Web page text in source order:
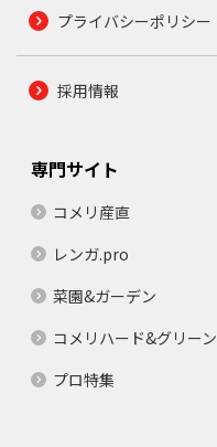
プライバシーポリシー
採用情報
専門サイト
コメリ産直
レンガ.pro
菜園&ガーデン
コメリハード&グリーン
プロ特集